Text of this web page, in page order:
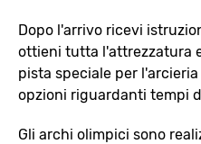
Dopo l'arrivo ricevi
ottieni tutta l'attrezzatura
pista speciale per
opzioni riguardanti tempi
Gli archi olimpici sono